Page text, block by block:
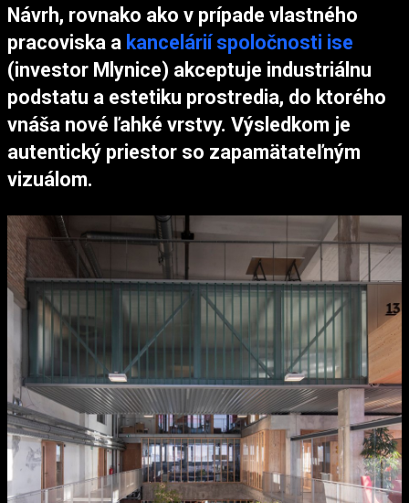
Návrh, rovnako ako v prípade vlastného
pracoviska a kancelárií spoločnosti ise
(investor Mlynice) akceptuje industriálnu
podstatu a estetiku prostredia, do ktorého
vnáša nové ľahké vrstvy. Výsledkom je
autentický priestor so zapamätateľným
vizuálom.